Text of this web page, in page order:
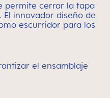
permite cerrar la tapa
innovador diseño de
escurridor para los
el ensamblaje